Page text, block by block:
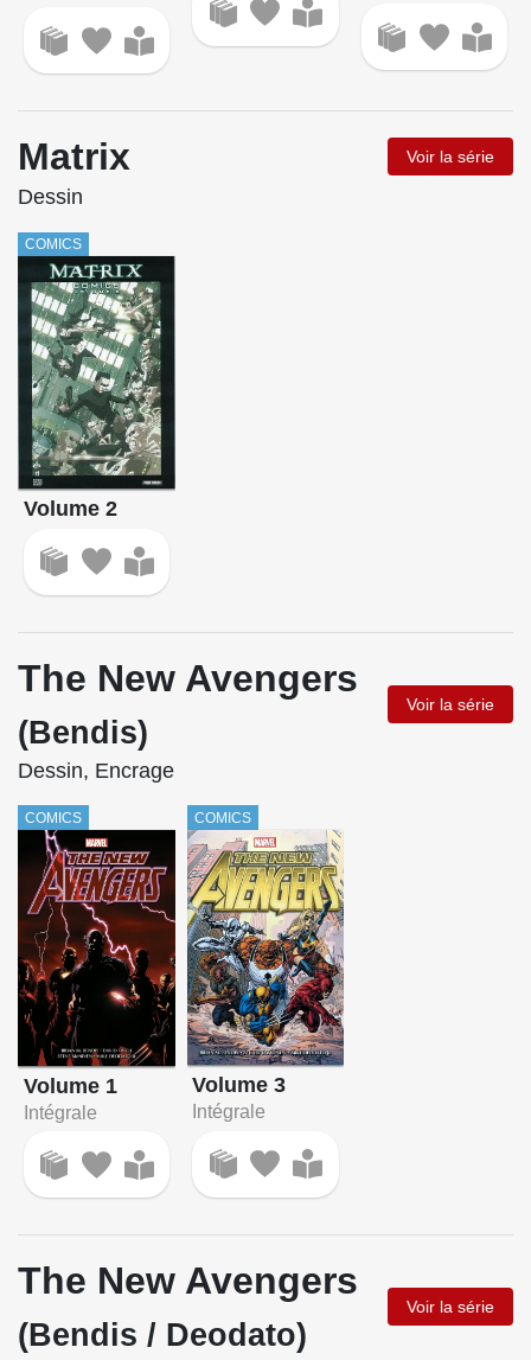
Matrix Voir la série
Dessin
COMICS
Volume 2
The New Avengers
(Bendis)
Voir la série
Dessin, Encrage
COMICS
Volume 1
Intégrale
COMICS
Volume 3
Intégrale
The New Avengers
(Bendis / Deodato)
Voir la série